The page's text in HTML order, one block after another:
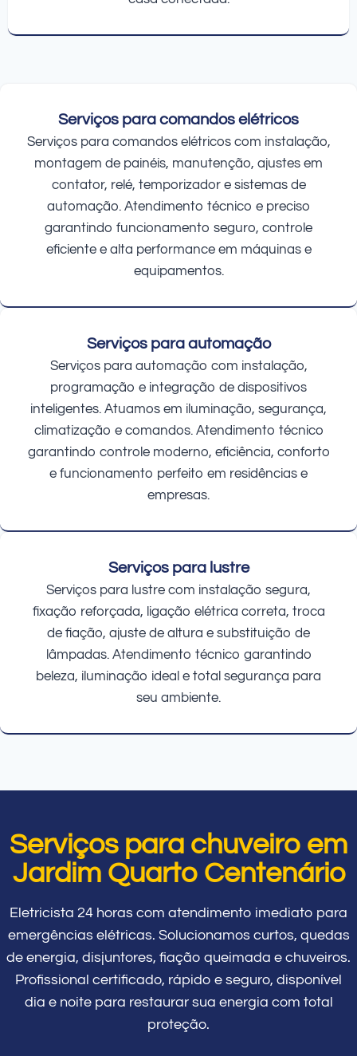
Serviços para comandos elétricos
Serviços para comandos elétricos com instalação,
montagem de painéis, manutenção, ajustes em
contator, relé, temporizador e sistemas de
automação. Atendimento técnico e preciso
garantindo funcionamento seguro, controle
eficiente e alta performance em máquinas e
equipamentos.
Serviços para automação
Serviços para automação com instalação,
programação e integração de dispositivos
inteligentes. Atuamos em iluminação, segurança,
climatização e comandos. Atendimento técnico
garantindo controle moderno, eficiência, conforto
e funcionamento perfeito em residências e
empresas.
Serviços para lustre
Serviços para lustre com instalação segura,
fixação reforçada, ligação elétrica correta, troca
de fiação, ajuste de altura e substituição de
lâmpadas. Atendimento técnico garantindo
beleza, iluminação ideal e total segurança para
seu ambiente.
Serviços para chuveiro em
Jardim Quarto Centenário
Eletricista 24 horas com atendimento imediato para
emergências elétricas. Solucionamos curtos, quedas
de energia, disjuntores, fiação queimada e chuveiros.
Profissional certificado, rápido e seguro, disponível
dia e noite para restaurar sua energia com total
proteção.